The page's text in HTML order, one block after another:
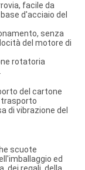
facile da
d'acciaio del
senza
del motore di
rotatoria
del cartone
trasporto
di vibrazione del
scuote
ed